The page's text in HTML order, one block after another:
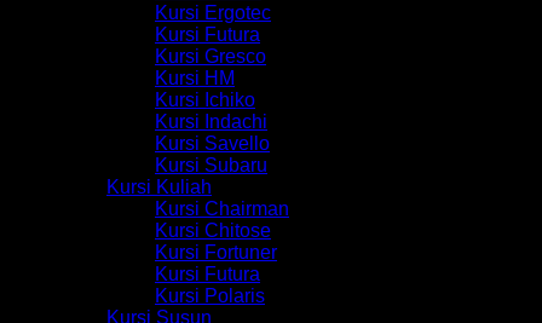
Kursi Ergotec
Kursi Futura
Kursi Gresco
Kursi HM
Kursi Ichiko
Kursi Indachi
Kursi Savello
Kursi Subaru
Kursi Kuliah
Kursi Chairman
Kursi Chitose
Kursi Fortuner
Kursi Futura
Kursi Polaris
Kursi Susun